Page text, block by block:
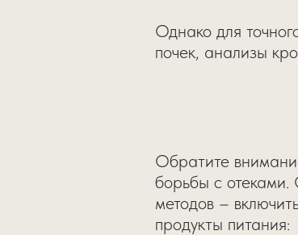
Однако для
почек, анализы
Обратите
борьбы с
методов –
продукты питания: